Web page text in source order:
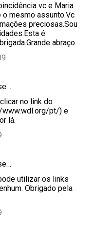
vc e Maria
mesmo assunto.Vc
preciosas.Sou
é
abraço.
no link do
www.wdl.org/pt/) e
lá.
utilizar os links
Obrigado pela